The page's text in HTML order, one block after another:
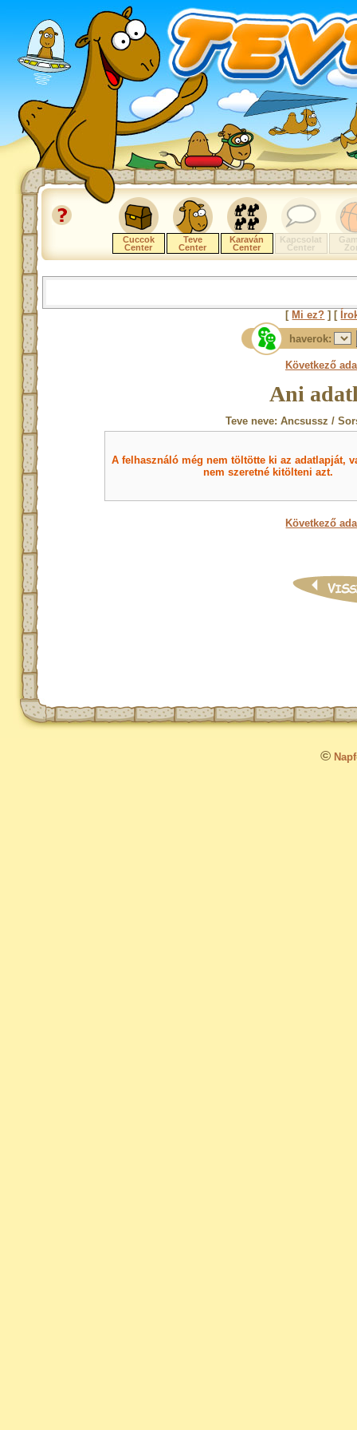
Cuccok
Center
Teve
Center
Karaván
Center
Kapcsolat
Center
[ Mi ez? ] [
haverok:
Következő
Ani
Teve neve: Ancsussz /
A felhasználó még nem töltötte ki az adatlapját,
nem szeretné kitölteni azt.
Következő
©